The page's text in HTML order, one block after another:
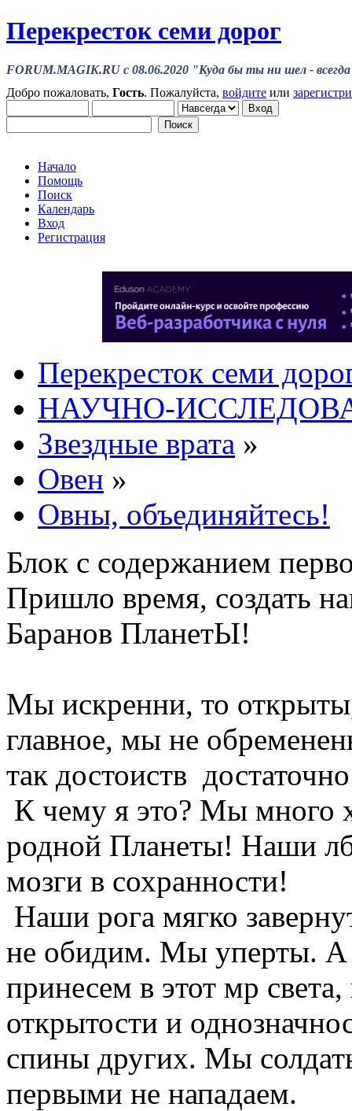
Перекресток семи дорог
FORUM.MAGIK.RU c 08.06.2020 "Куда бы ты ни шел - всегда
Добро пожаловать, Гость. Пожалуйста, войдите или
Начало
Помощь
Поиск
Календарь
Вход
Регистрация
Перекресток семи
НАУЧНО-
Звездные врата »
Овен »
Овны, объединяйтесь!
Блок с содержанием
Пришло время, создать
Баранов ПланетЫ!
Мы искренни, то
главное, мы не
так достоиств
К чему я это? Мы много
родной Планеты! Наши
мозги в сохранности!
Наши рога мягко
не обидим. Мы уперты. А
принесем в этот мр
открытости и
спины других. Мы
первыми не нападаем.